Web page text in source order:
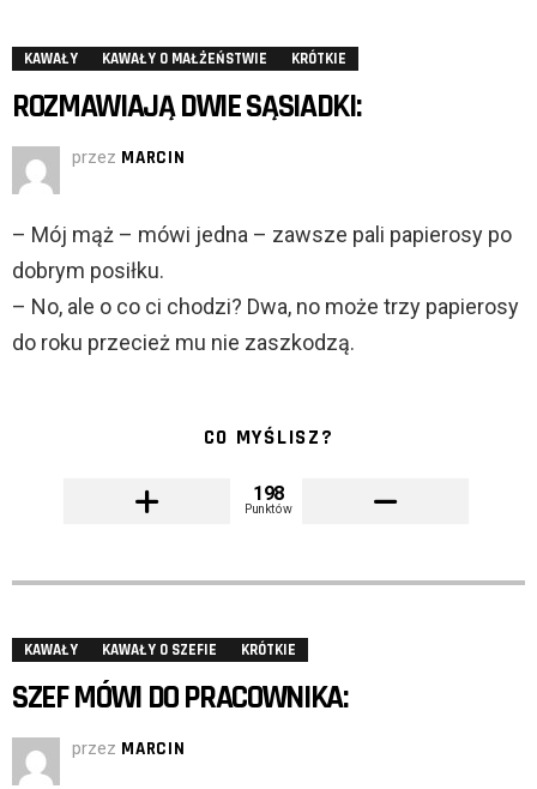
KAWAŁY KAWAŁY O MAŁŻEŃSTWIE KRÓTKIE
ROZMAWIAJĄ DWIE SĄSIADKI:
przez MARCIN
– Mój mąż – mówi jedna – zawsze pali papierosy po
dobrym posiłku.
– No, ale o co ci chodzi? Dwa, no może trzy papierosy
do roku przecież mu nie zaszkodzą.
CO MYŚLISZ?
198
Punktów
KAWAŁY KAWAŁY O SZEFIE KRÓTKIE
SZEF MÓWI DO PRACOWNIKA:
przez MARCIN